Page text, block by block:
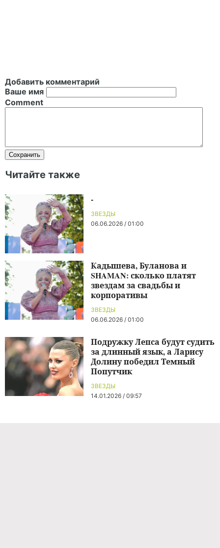
Добавить комментарий
Ваше имя
Comment
Читайте также
ЗВЕЗДЫ
06.06.2026 / 01:00
-
ЗВЕЗДЫ
06.06.2026 / 01:00
Кадышева, Буланова и
SHAMAN: сколько платят
звездам за свадьбы и
корпоративы
ЗВЕЗДЫ
14.01.2026 / 09:57
Подружку Лепса будут судить
за длинный язык, а Ларису
Долину победил Темный
Попутчик